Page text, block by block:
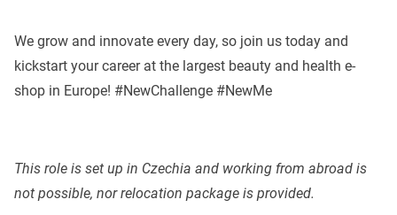
We grow and innovate every day, so join us today and
kickstart your career at the largest beauty and health e-
shop in Europe! #NewChallenge #NewMe
This role is set up in Czechia and working from abroad is
not possible, nor relocation package is provided.